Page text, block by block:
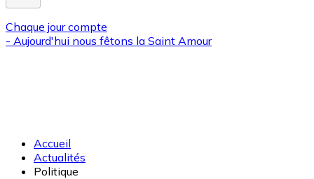
Chaque jour compte
- Aujourd'hui nous fêtons la Saint Amour
Accueil
Actualités
Politique